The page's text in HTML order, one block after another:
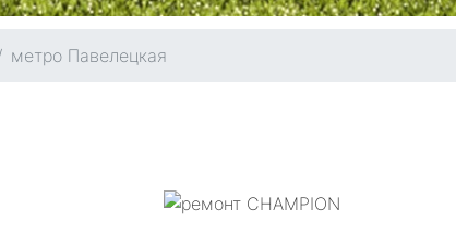
метро Павелецкая